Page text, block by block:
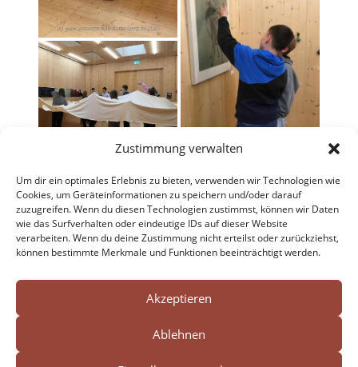
Zustimmung verwalten
Um dir ein optimales Erlebnis zu bieten, verwenden wir Technologien wie
Cookies, um Geräteinformationen zu speichern und/oder darauf
zuzugreifen. Wenn du diesen Technologien zustimmst, können wir Daten
wie das Surfverhalten oder eindeutige IDs auf dieser Website
verarbeiten. Wenn du deine Zustimmung nicht erteilst oder zurückziehst,
können bestimmte Merkmale und Funktionen beeinträchtigt werden.
Akzeptieren
Ablehnen
Search Search Button
